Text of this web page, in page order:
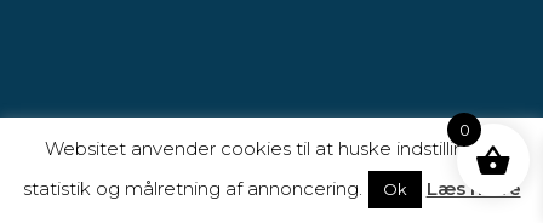
Websitet anvender cookies til at huske indstillinger,
statistik og målretning af annoncering.
Ok Læs mere
0